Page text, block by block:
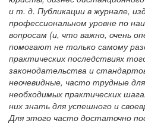
и т. д. Публикации в журнале,
профессиональном уровне по
вопросам (и, что важно, очень
помогают не только самому
практических последствиях
законодательства и
неочевидные, часто трудные
необходимых практических
них знать для успешного и
Для этого часто достаточно